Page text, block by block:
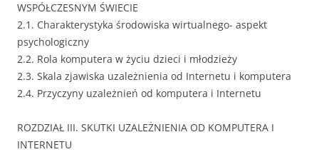
WSPÓŁCZESNYM ŚWIECIE
2.1. Charakterystyka środowiska wirtualnego- aspekt
psychologiczny
2.2. Rola komputera w życiu dzieci i młodzieży
2.3. Skala zjawiska uzależnienia od Internetu i komputera
2.4. Przyczyny uzależnień od komputera i Internetu
ROZDZIAŁ III. SKUTKI UZALEŻNIENIA OD KOMPUTERA I
INTERNETU